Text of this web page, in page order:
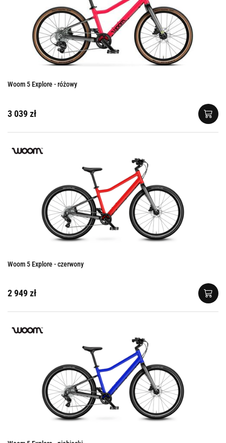
Woom 5 Explore - różowy
3 039 zł
Woom 5 Explore - czerwony
2 949 zł